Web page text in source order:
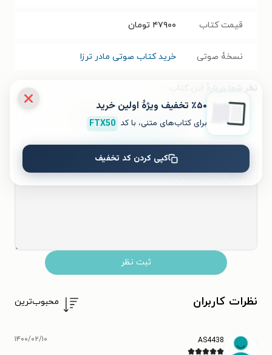
قیمت کتاب ۴۷۹۰۰ تومان
نسخۀ صوتی خرید کتاب صوتی مادر ترزا
نظر شما دربارهٔ این کتاب
به این کتاب چه امتیازی می‌دهید؟
۱ ۲ ۳ ۴ ۵
ثبت نظر
نظرات کاربران محبوب‌ترین
AS4438 ۱۴۰۰/۰۲/۱۰
٪۵۰ تخفیف ویژۀ اولین خرید
برای کتاب‌های متنی، با کد FTX50
کپی کردن کد تخفیف